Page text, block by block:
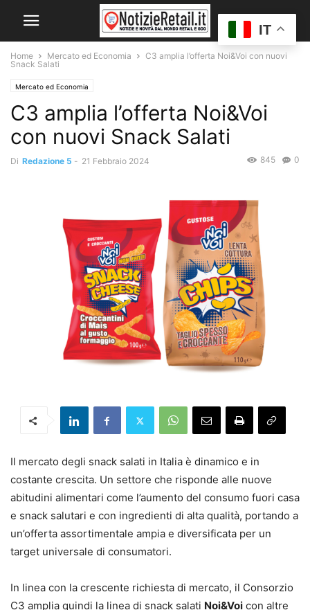
Home Mercato ed Economia
C3 amplia l’offerta Noi&Voi con nuovi
Snack Salati
Mercato ed Economia
C3 amplia l’offerta Noi&Voi
con nuovi Snack Salati
Di Redazione 5 - 21 Febbraio 2024 0
845
Il mercato degli snack salati in Italia è dinamico e in
costante crescita. Un settore che risponde alle nuove
abitudini alimentari come l’aumento del consumo fuori casa
e snack salutari e con ingredienti di alta qualità, portando a
un’offerta assortimentale ampia e diversificata per un
target universale di consumatori.
In linea con la crescente richiesta di mercato, il Consorzio
C3 amplia quindi la linea di snack salati Noi&Voi con altre
IT